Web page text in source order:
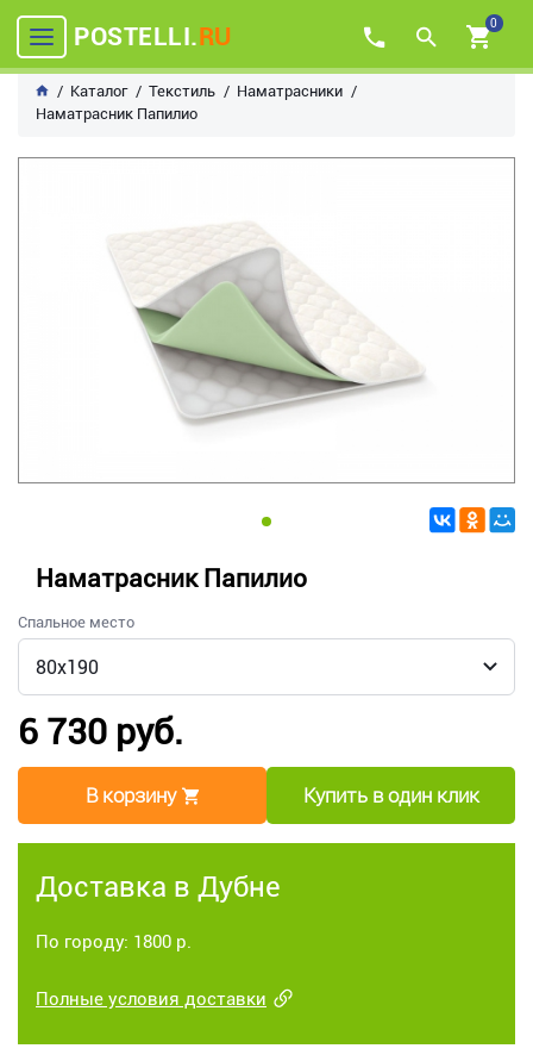
POSTELLI.RU 0
Каталог Текстиль
Наматрасники
Наматрасник Папилио
Наматрасник Папилио
Спальное место
6 730 руб.
В корзину Купить в один клик
Доставка в Дубне
По городу: 1800 р.
Полные условия доставки